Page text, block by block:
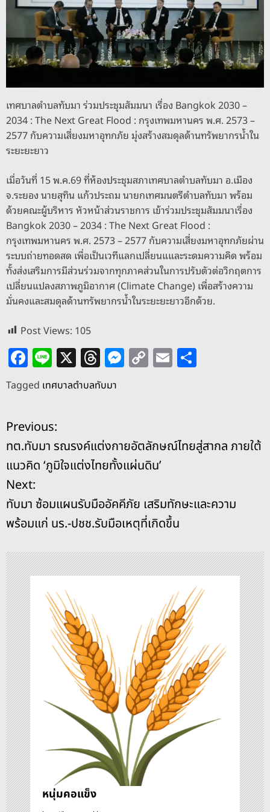
o
k
erk
เทศบาลตำบลทับมา ร่วมประชุมสัมมนา เรื่อง Bangkok 2030 –
2034 : The Next Great Flood : กรุงเทพมหานคร พ.ศ. 2573 –
2577 กับความเสี่ยงมหาอุทกภัย มุ่งสร้างสมดุลด้านทรัพยากรน้ำใน
ระยะยะยาว
เมื่อวันที่ 15 พ.ค.69 ที่ห้องประชุมสภาเทศบาลตำบลทับมา อ.เมือง
จ.ระยอง นายสุทิน แก้วประถม นายกเทศมนตรีตำบลทับมา พร้อม
ด้วยคณะผู้บริหาร หัวหน้าส่วนราชการ เข้าร่วมประชุมสัมมนาเรื่อง
Bangkok 2030 – 2034 : The Next Great Flood :
กรุงเทพมหานคร พ.ศ. 2573 – 2577 กับความเสี่ยงมหาอุทกภัยผ่าน
ระบบถ่ายทอดสด เพื่อเป็นเวทีแลกเปลี่ยนแและระดมความคิด พร้อม
ทั้งส่งเสริมการมีส่วนร่วมจากทุกภาคส่วนในการปรับตัวต่อวิกฤตการ
เปลี่ยนแปลงสภาพภูมิอากาศ (Climate Change) เพื่อสร้างความ
มั่นคงและสมดุลด้านทรัพยากรน้ำในระยะยะยาวอีกด้วย.
Post Views: 105
F
a
c
e
b
o
o
k
Li
n
e
X T
h
re
d
s
M
e
n
g
er
C
o
Li
n
k
E
m
Tagged เทศบาลตำบลทับมา
แ
น
ะ
แ
น
ว
เ
รื่
อ
ง
Previous:
ทต.ทับมา รณรงค์แต่งกายอัตลักษณ์ไทยสู่สากล ภายใต้
แนวคิด ‘ภูมิใจแต่งไทยทั้งแผ่นดิน’
Next:
ทับมา ซ้อมแผนรับมืออัคคีภัย เสริมทักษะและความ
พร้อมแก่ นร.-ปชช.รับมือเหตุที่เกิดขึ้น
หนุ่มคอแข็ง